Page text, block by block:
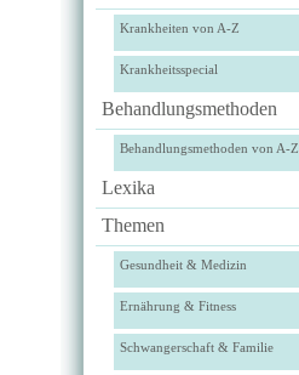
Krankheiten von A-Z
Krankheitsspecial
Behandlungsmethoden
Behandlungsmethoden von A-Z
Lexika
Themen
Gesundheit & Medizin
Ernährung & Fitness
Schwangerschaft & Familie